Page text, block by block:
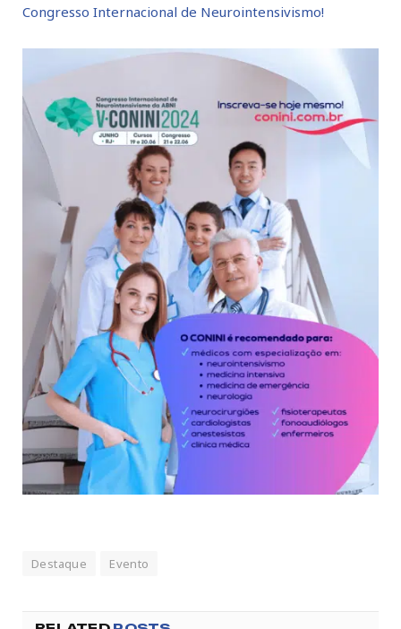
Congresso Internacional de Neurointensivismo!
Destaque Evento